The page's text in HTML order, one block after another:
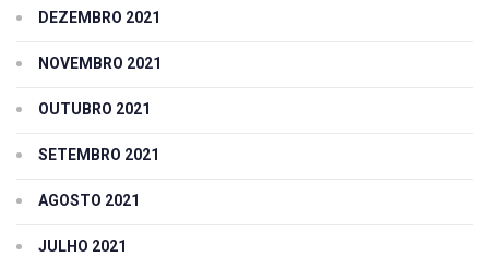
DEZEMBRO 2021
NOVEMBRO 2021
OUTUBRO 2021
SETEMBRO 2021
AGOSTO 2021
JULHO 2021